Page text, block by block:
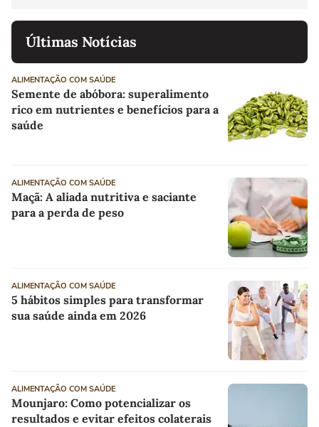
Últimas Notícias
ALIMENTAÇÃO COM SAÚDE
Semente de abóbora: superalimento
rico em nutrientes e benefícios para a
saúde
ALIMENTAÇÃO COM SAÚDE
Maçã: A aliada nutritiva e saciante
para a perda de peso
ALIMENTAÇÃO COM SAÚDE
5 hábitos simples para transformar
sua saúde ainda em 2026
ALIMENTAÇÃO COM SAÚDE
Mounjaro: Como potencializar os
resultados e evitar efeitos colaterais